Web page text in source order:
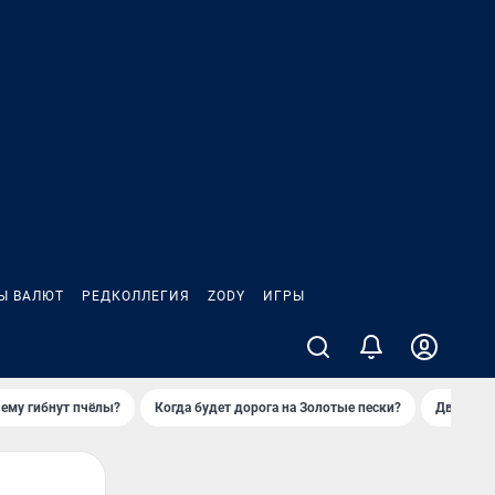
ВАЛЮТ РЕДКОЛЛЕГИЯ ZODY ИГРЫ
гибнут пчёлы? Когда будет дорога на Золотые пески? Двое